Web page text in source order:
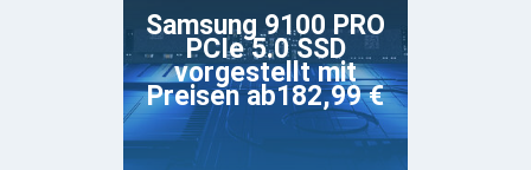
Samsung 9100 PRO
PCIe 5.0 SSD
vorgestellt mit
Preisen ab182,99 €